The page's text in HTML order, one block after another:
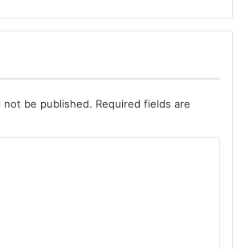
not be published. Required fields are